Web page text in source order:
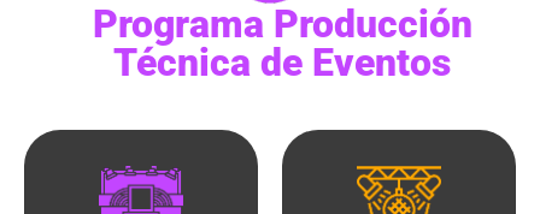
Programa Producción
Técnica de Eventos